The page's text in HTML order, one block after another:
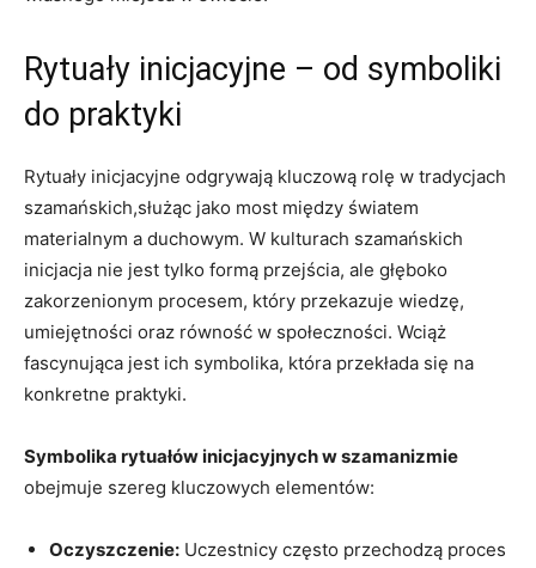
Rytuały inicjacyjne – od symboliki
do praktyki
Rytuały inicjacyjne odgrywają kluczową rolę w tradycjach
szamańskich,służąc jako most między światem
materialnym a duchowym. W kulturach szamańskich
inicjacja nie jest tylko formą przejścia, ale głęboko
zakorzenionym procesem, który przekazuje wiedzę,
umiejętności oraz równość w społeczności. Wciąż
fascynująca jest ich symbolika, która przekłada się na
konkretne praktyki.
Symbolika rytuałów inicjacyjnych w szamanizmie
obejmuje szereg kluczowych elementów:
Oczyszczenie: Uczestnicy często przechodzą proces